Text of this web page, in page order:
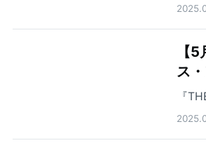
【
ス
『